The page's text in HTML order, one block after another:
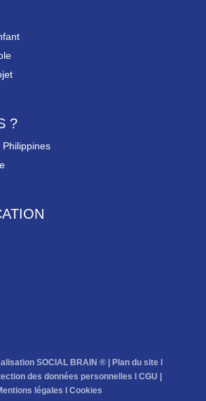
?
Philippines
SOCIAL BRAIN ® | Plan du site
des données personnelles
CGU
légales
Cookies